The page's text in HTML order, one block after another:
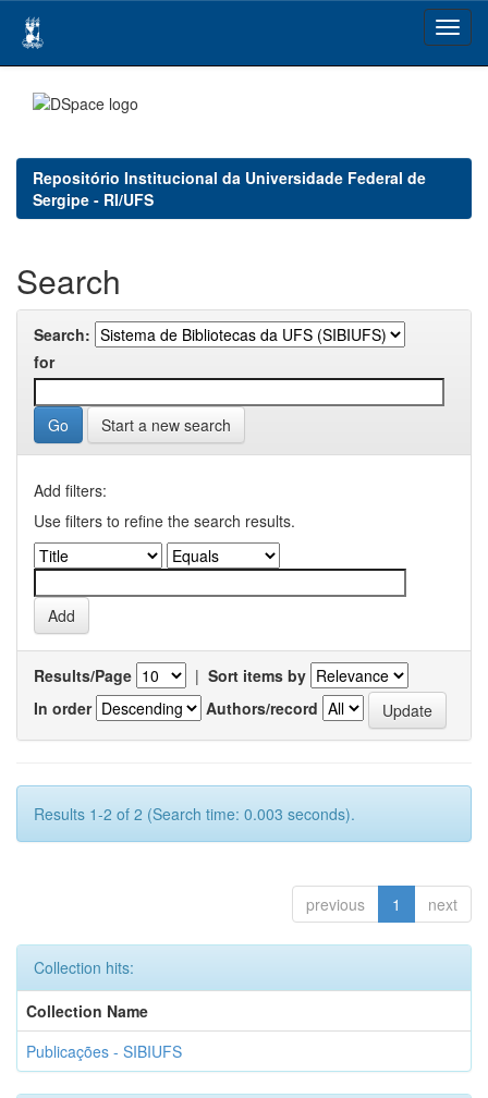
navigation
Repositório Institucional da Universidade Federal de
Sergipe - RI/UFS
Search
Search:
for
Start a new search
Add filters:
Use filters to refine the search results.
Results/Page | Sort items by
In order
Authors/record
Results 1-2 of 2 (Search time: 0.003 seconds).
previous 1 next
Collection hits:
Collection Name
Publicações - SIBIUFS